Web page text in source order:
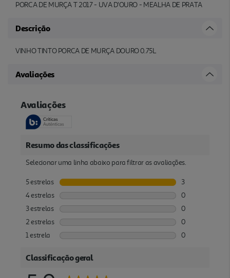
PORCA DE MURÇA T 2017 - UVA D'OURO - MEALHA DE PRATA
Descrição
VINHO TINTO PORCA DE MURÇA DOURO 0.75L
Avaliações